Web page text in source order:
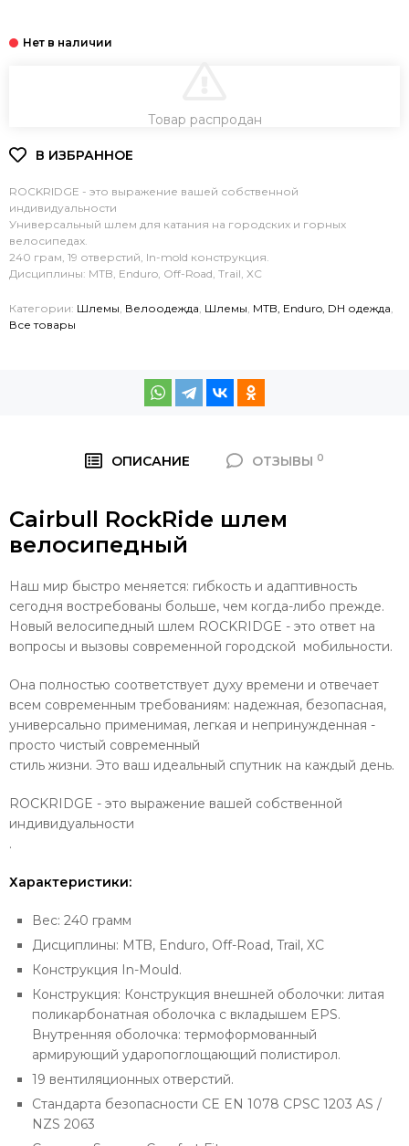
Товар распродан
ROCKRIDGE - это выражение вашей собственной
индивидуальности
Универсальный шлем для катания на городских и горных
велосипедах.
240 грам, 19 отверстий, In-mold конструкция.
Дисциплины: MTB, Enduro, Off-Road, Trail, XC
Категории: Шлемы Велоодежда Шлемы MTB, Enduro, DH одежда
Все товары
ОПИСАНИЕ ОТЗЫВЫ 0
Cairbull RockRide шлем
велосипедный
Наш мир быстро меняется: гибкость и адаптивность
сегодня востребованы больше, чем когда-либо прежде.
Новый велосипедный шлем ROCKRIDGE - это ответ на
вопросы и вызовы современной городской мобильности.
Она полностью соответствует духу времени и отвечает
всем современным требованиям: надежная, безопасная,
универсально применимая, легкая и непринужденная -
просто чистый современный
стиль жизни. Это ваш идеальный спутник на каждый день.
ROCKRIDGE - это выражение вашей собственной
индивидуальности
.
Характеристики:
Вес: 240 грамм
Дисциплины: MTB, Enduro, Off-Road, Trail, XC
Конструкция In-Mould.
Конструкция: Конструкция внешней оболочки: литая
поликарбонатная оболочка с вкладышем EPS.
Внутренняя оболочка: термоформованный
армирующий ударопоглощающий полистирол.
19 вентиляционных отверстий.
Стандарта безопасности CE EN 1078 CPSC 1203 AS /
NZS 2063